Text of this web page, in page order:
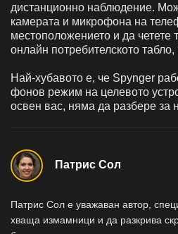
дистанционно наблюдение.
камерата и микрофона на
местоположението и да четете
онлайн потребителското
Най-хубавото е, че Spynger
фонов режим на целевото
освен вас, няма да разбере за
Патрис Сол
Патрис Сол е уважаван автор,
хваща измамници и да разкрива